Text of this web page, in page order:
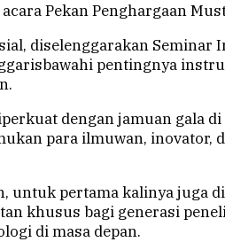
Pekan Penghargaan
diselenggarakan Seminar
pentingnya
dengan jamuan gala
para ilmuwan, inovator,
untuk pertama kalinya juga
khusus bagi generasi
di masa depan.